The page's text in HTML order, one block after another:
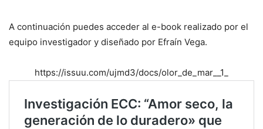
A continuación puedes acceder al e-book realizado por el
equipo investigador y diseñado por Efraín Vega.
https://issuu.com/ujmd3/docs/olor_de_mar__1_